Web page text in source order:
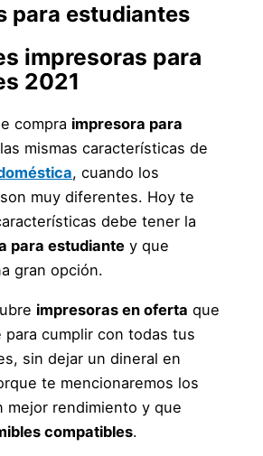
para estudiantes
impresoras para
2021
compra impresora para
mismas características de
, cuando los
muy diferentes. Hoy te
debe tener la
para estudiante y que
gran opción.
impresoras en oferta que
cumplir con todas tus
sin dejar un dineral en
te mencionaremos los
mejor rendimiento y que
compatibles.